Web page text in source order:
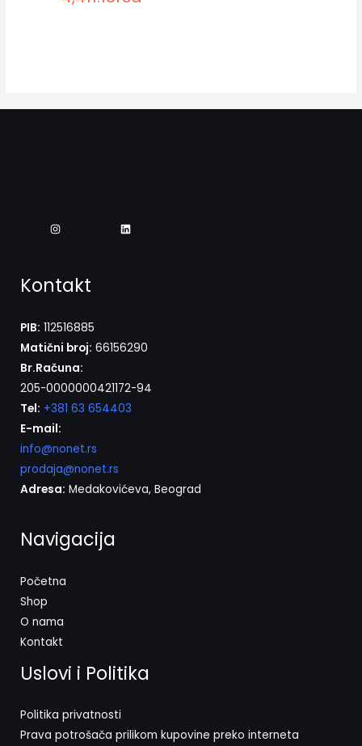
Kontakt
PIB: 112516885
Matični broj: 66156290
Br.Računa:
205-0000000421172-94
Tel: +381 63 654403
E-mail:
info@nonet.rs
prodaja@nonet.rs
Adresa: Medakovićeva, Beograd
Navigacija
Početna
Shop
O nama
Kontakt
Uslovi i Politika
Politika privatnosti
Prava potrošača prilikom kupovine preko interneta